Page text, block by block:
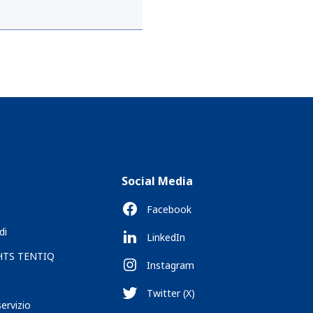
TENTIQ
Social Media
Facebook
LinkedIn
Instagram
Twitter (X)